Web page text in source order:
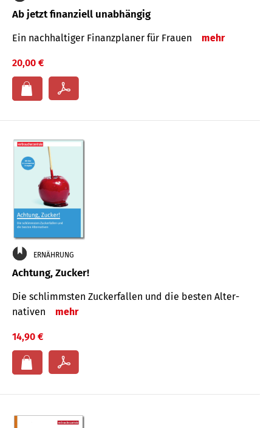
Ab jetzt finanziell unabhängig
Ein nachhaltiger Finanzplaner für Frauen mehr
20,00 €
ERNÄHRUNG
Achtung, Zucker!
Die schlimmsten Zucker­fallen und die besten Alter­
nativen
mehr
14,90 €